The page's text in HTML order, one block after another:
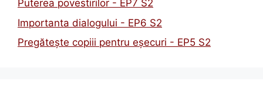
Puterea povestirilor - EP7 S2
Importanta dialogului - EP6 S2
Pregătește copiii pentru eșecuri - EP5 S2